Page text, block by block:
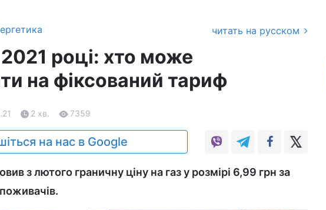
читать на русском
2021 році: хто може
на фіксований тариф
2 хв. 7359
на нас в Google
з лютого граничну ціну на газ у розмірі 6,99 грн за